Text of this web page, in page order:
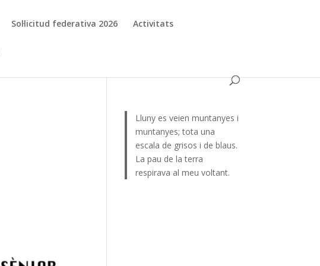
Sol·licitud federativa 2026 Activitats
Lluny es veien muntanyes i
muntanyes; tota una
escala de grisos i de blaus.
La pau de la terra
respirava al meu voltant.